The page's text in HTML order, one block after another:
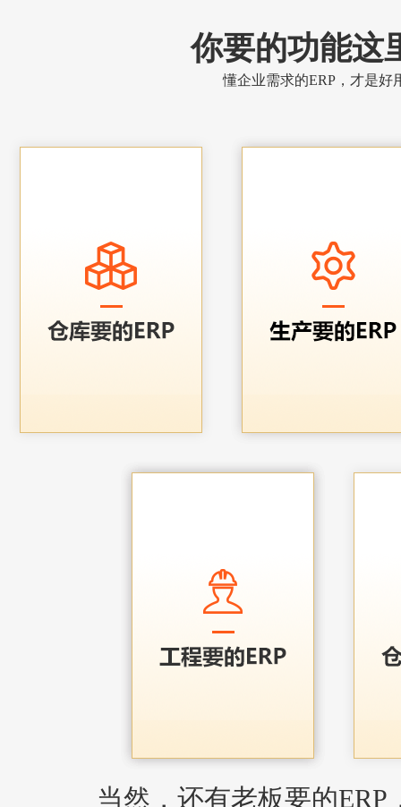
你要的功能这
懂企业需求的ERP，才是好
当然，还有老板要的ERP